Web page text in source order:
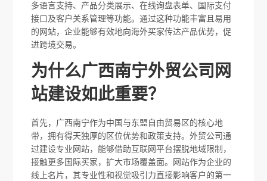
多语言支持、产品分类展示、在线询盘表单、国际支付
接口及客户关系管理等功能。通过这种功能丰富且易用
的网站，企业能够有效地向海外买家传达产品优势，促
进跨境交易。
为什么广西南宁外贸公司网
站建设如此重要？
首先，广西南宁作为中国与东盟自由贸易区的核心地
带，拥有得天独厚的区位优势和政策支持。外贸公司通
过建设专业网站，能够借助互联网平台摆脱地域限制，
接触更多国际买家，扩大市场覆盖面。网站作为企业的
线上名片，其专业性和视觉吸引力直接影响客户的第一